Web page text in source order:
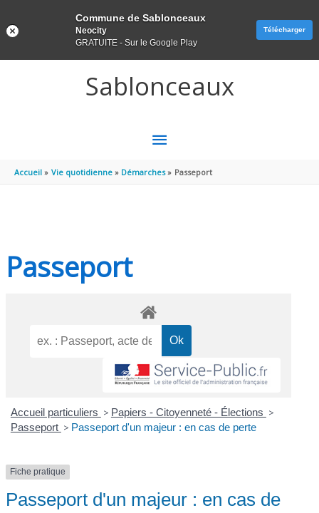
Sablonceaux
MENU
PRINCIPAL
Accueil Vie quotidienne Démarches Passeport
Passeport
Accueil particuliers > Papiers - Citoyenneté - Élections >
Passeport > Passeport d'un majeur : en cas de perte
Fiche pratique
Passeport d'un majeur : en cas de
Commune de Sablonceaux
Neocity
GRATUITE - Sur le Google Play
Télécharger